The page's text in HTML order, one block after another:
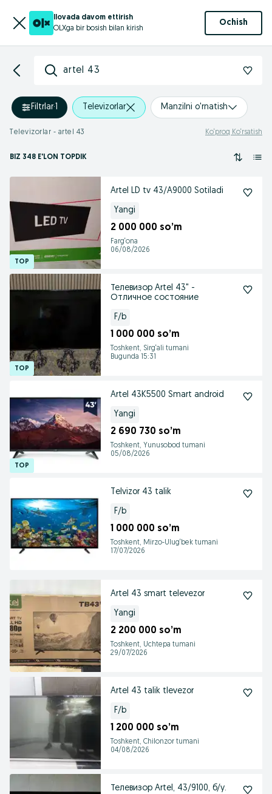
Ilovada davom ettirish
OLXga bir bosish bilan kirish
Ochish
artel 43
Filtrlar·1 Televizorlar Manzilni o'rnatish
Televizorlar - artel 43 Ko‘proq Ko‘rsatish
BIZ 348 E'LON TOPDIK
Artel LD tv 43/A9000 Sotiladi
Yangi
2 000 000 so’m
Farg‘ona
06/08/2026
Телевизор Artel 43" -
Отличное состояние
F/b
1 000 000 so’m
Toshkent, Sirg‘ali tumani
Bugunda 15:31
Artel 43K5500 Smart android
Yangi
2 690 730 so’m
Toshkent, Yunusobod tumani
05/08/2026
Telvizor 43 talik
F/b
1 000 000 so’m
Toshkent, Mirzo-Ulug‘bek tumani
17/07/2026
Artel 43 smart televezor
Yangi
2 200 000 so’m
Toshkent, Uchtepa tumani
29/07/2026
Artel 43 talik tlevezor
F/b
1 200 000 so’m
Toshkent, Chilonzor tumani
04/08/2026
Телевизор Artel, 43/9100, б/у.